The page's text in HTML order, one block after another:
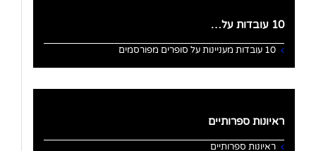
10 עובדות על…
10 עובדות מעניינות על סופרים מפורסמים
ראיונות ספרותיים
ראיונות ספרותיים